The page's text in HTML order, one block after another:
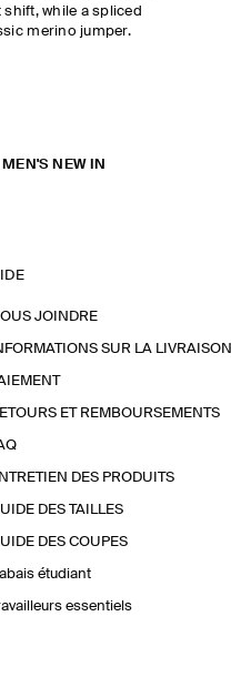
while a spliced
merino jumper.
MEN'S NEW IN
JOINDRE
SUR LA LIVRAISON
ET REMBOURSEMENTS
DES PRODUITS
DES TAILLES
DES COUPES
étudiant
essentiels